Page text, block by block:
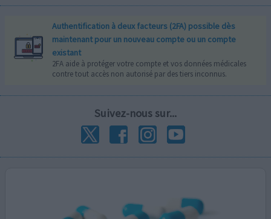
Authentification à deux facteurs (2FA) possible dès
maintenant pour un nouveau compte ou un compte
existant
2FA aide à protéger votre compte et vos données médicales
contre tout accès non autorisé par des tiers inconnus.
Suivez-nous sur...